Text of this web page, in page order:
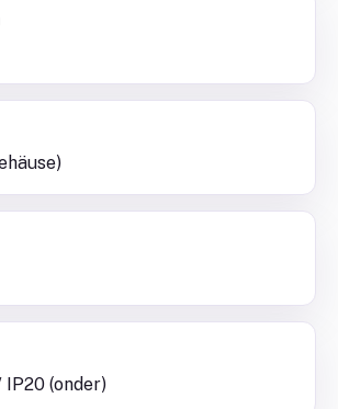
IP20 (onder)